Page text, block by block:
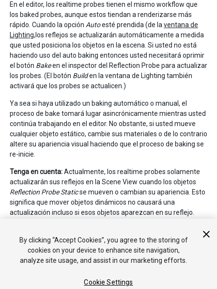
En el editor, los realtime probes tienen el mismo workflow que
los baked probes, aunque estos tiendan a renderizarse más
rápido. Cuando la opción Autoesté prendida (de la ventana de
Lighting,los reflejos se actualizarán automáticamente a medida
que usted posiciona los objetos en la escena. Si usted no está
haciendo uso del auto baking entonces usted necesitará oprimir
el botón Bakeen el inspector del Reflection Probe para actualizar
los probes. (El botón Builden la ventana de Lighting también
activará que los probes se actualicen.)
Ya sea si haya utilizado un baking automático o manual, el
proceso de bake tomará lugar asincrónicamente mientras usted
continúa trabajando en el editor. No obstante, si usted mueve
cualquier objeto estático, cambie sus materiales o de lo contrario
altere su apariencia visual haciendo que el proceso de baking se
re-inicie.
Tenga en cuenta:Actualmente, los realtime probes solamente
actualizarán sus reflejos en la Scene View cuando los objetos
Reflection Probe Staticse mueven o cambian su apariencia. Esto
significa que mover objetos dinámicos no causará una
actualización incluso si esos objetos aparezcan en su reflejo.
reflejos cuando un objeto dinámico cambie.
By clicking “Accept Cookies”, you agree to the storing of
cookies on your device to enhance site navigation,
analyze site usage, and assist in our marketing efforts.
Cookie Settings